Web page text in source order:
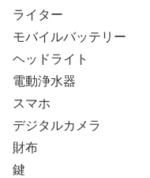
ライター
モバイルバッテリー
ヘッドライト
電動浄水器
スマホ
デジタルカメラ
財布
鍵